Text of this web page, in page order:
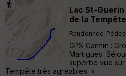
Lac St-
de la Tempête
Randonnée
GPS Garmin :
Martigues.
superbe vue
Tempête très agréables. »